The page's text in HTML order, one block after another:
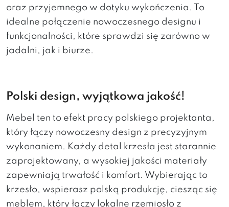
oraz przyjemnego w dotyku wykończenia. To
idealne połączenie nowoczesnego designu i
funkcjonalności, które sprawdzi się zarówno w
jadalni, jak i biurze.
Polski design, wyjątkowa jakość!
Mebel ten to efekt pracy polskiego projektanta,
który łączy nowoczesny design z precyzyjnym
wykonaniem. Każdy detal krzesła jest starannie
zaprojektowany, a wysokiej jakości materiały
zapewniają trwałość i komfort. Wybierając to
krzesło, wspierasz polską produkcję, ciesząc się
meblem, który łączy lokalne rzemiosło z